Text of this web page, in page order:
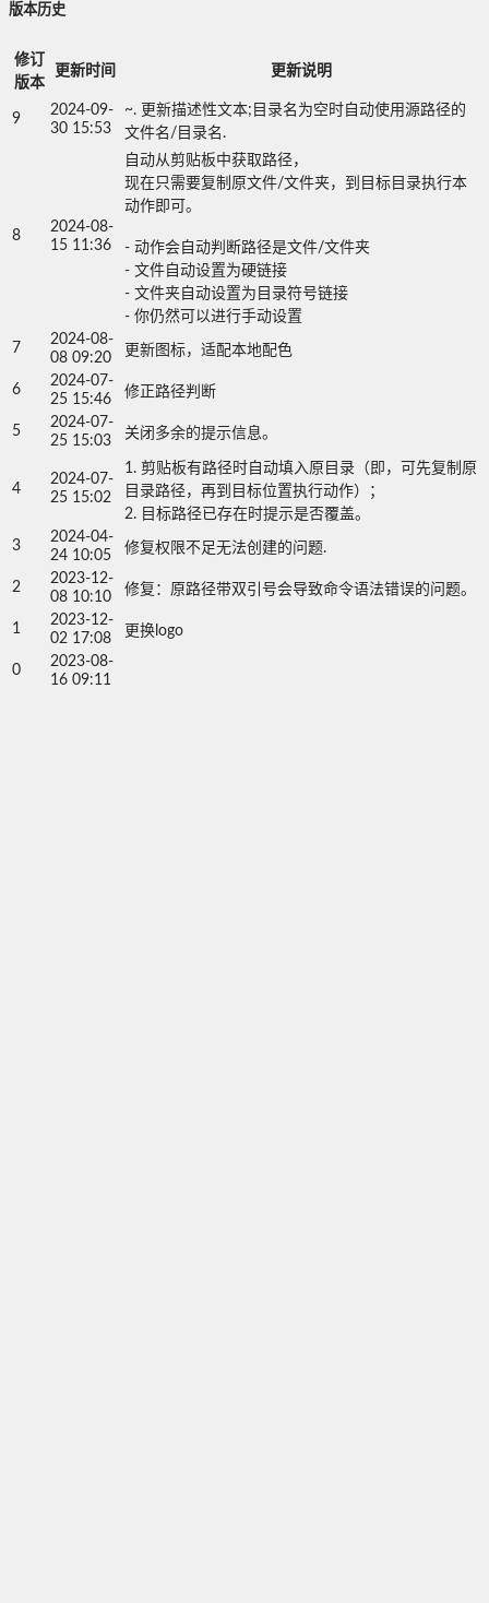
版本历史
修订
版本
更新时间 更新说明
9
2024-09-
30 15:53
~. 更新描述性文本;目录名为空时自动使用源路径的
文件名/目录名.
8
2024-08-
15 11:36
自动从剪贴板中获取路径，
现在只需要复制原文件/文件夹，到目标目录执行本
动作即可。
- 动作会自动判断路径是文件/文件夹
- 文件自动设置为硬链接
- 文件夹自动设置为目录符号链接
- 你仍然可以进行手动设置
7
2024-08-
08 09:20
更新图标，适配本地配色
6
2024-07-
25 15:46
修正路径判断
5
2024-07-
25 15:03
关闭多余的提示信息。
4
2024-07-
25 15:02
1. 剪贴板有路径时自动填入原目录（即，可先复制原
目录路径，再到目标位置执行动作）；
2. 目标路径已存在时提示是否覆盖。
3
2024-04-
24 10:05
修复权限不足无法创建的问题.
2
2023-12-
08 10:10
修复：原路径带双引号会导致命令语法错误的问题。
1
2023-12-
02 17:08
更换logo
0
2023-08-
16 09:11